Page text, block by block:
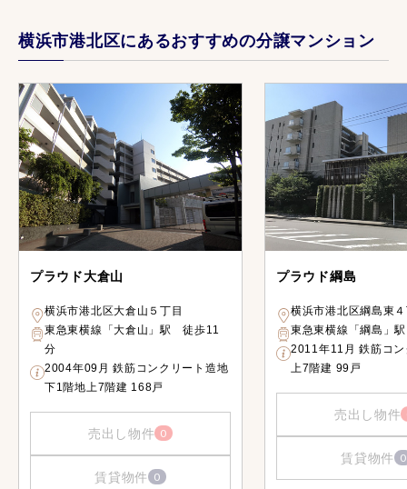
横浜市港北区にあるおすすめの分譲マンション
プラウド大倉山
横浜市港北区大倉山５丁目
東急東横線「大倉山」駅 徒歩11
分
2004年09月 鉄筋コンクリート造地
下1階地上7階建 168戸
売出し物件 0
賃貸物件 0
プラウド綱島
横浜市港北区綱島東
東急東横線「綱島」
2011年11月 鉄筋コ
上7階建 99戸
売出し物件
賃貸物件 0